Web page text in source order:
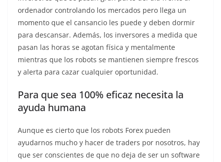
ordenador controlando los mercados pero llega un
momento que el cansancio les puede y deben dormir
para descansar. Además, los inversores a medida que
pasan las horas se agotan física y mentalmente
mientras que los robots se mantienen siempre frescos
y alerta para cazar cualquier oportunidad.
Para que sea 100% eficaz necesita la
ayuda humana
Aunque es cierto que los robots Forex pueden
ayudarnos mucho y hacer de traders por nosotros, hay
que ser conscientes de que no deja de ser un software